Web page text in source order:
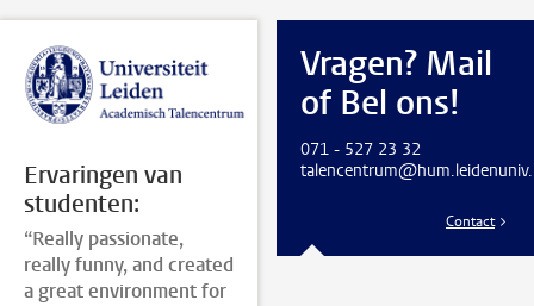
Ervaringen van
studenten:
“Really passionate,
really funny, and created
a great environment for
Vragen? Mail
of Bel ons!
071 - 527 23 32
Contact